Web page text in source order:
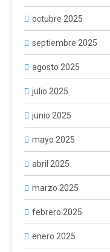
octubre 2025
septiembre 2025
agosto 2025
julio 2025
junio 2025
mayo 2025
abril 2025
marzo 2025
febrero 2025
enero 2025